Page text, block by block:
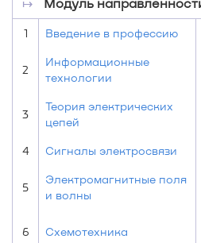
1 Введение в профессию
2
Информационные
технологии
3
Теория электрических
цепей
4 Сигналы электросвязи
5
Электромагнитные поля
и волны
6 Схемотехника